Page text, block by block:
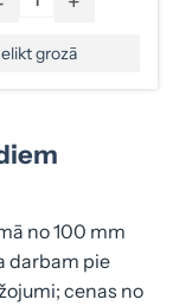
grozā
no 100 mm
darbam pie
cenas no